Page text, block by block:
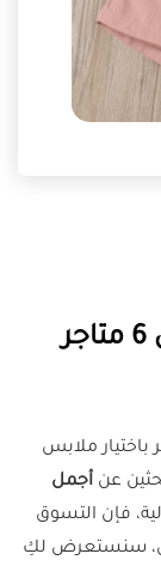
اختاري ملابس العيد من أفضل 6 متاجر
باختيار ملابس
عن أجمل
فإن التسوق
سنستعرض لكِ